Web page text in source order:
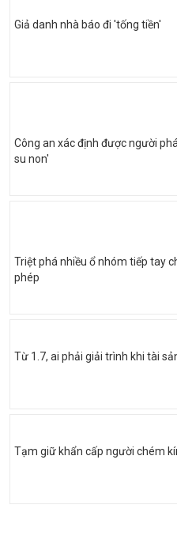
Giả danh nhà báo đi 'tống tiền'
Công an xác định được người
su non'
Triệt phá nhiều ổ nhóm tiếp tay
phép
Từ 1.7, ai phải giải trình khi tài
Tạm giữ khẩn cấp người chém